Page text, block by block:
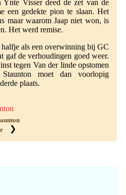
Ynte Visser deed de zet van de
een gedekte pion te slaan. Het
maar waarom Jaap niet won, is
Het werd remise.
als een overwinning bij GC
gaf de verhoudingen goed weer.
tegen Van der linde opstomen
moet dan voorlopig
plaats.
❯